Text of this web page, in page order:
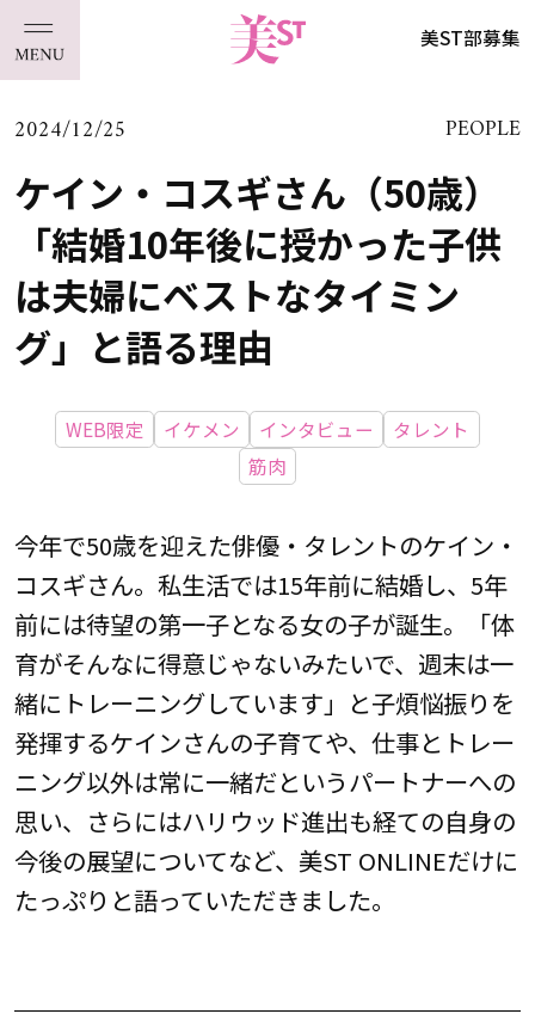
美ST部募集
2024/12/25 PEOPLE
ケイン・コスギさん（50歳）
「結婚10年後に授かった子供
は夫婦にベストなタイミン
グ」と語る理由
WEB限定 イケメン インタビュー
タレント
筋肉
今年で50歳を迎えた俳優・タレントのケイン・
コスギさん。私生活では15年前に結婚し、5年
前には待望の第一子となる女の子が誕生。「体
育がそんなに得意じゃないみたいで、週末は一
緒にトレーニングしています」と子煩悩振りを
発揮するケインさんの子育てや、仕事とトレー
ニング以外は常に一緒だというパートナーへの
思い、さらにはハリウッド進出も経ての自身の
今後の展望についてなど、美ST ONLINEだけに
たっぷりと語っていただきました。